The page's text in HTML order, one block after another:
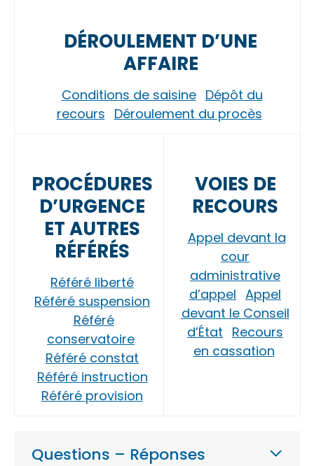
DÉROULEMENT D’UNE
AFFAIRE
Conditions de saisine Dépôt du
recours Déroulement du procès
PROCÉDURES
D’URGENCE
ET AUTRES
RÉFÉRÉS
Référé liberté
Référé suspension
Référé
conservatoire
Référé constat
Référé instruction
Référé provision
VOIES DE
RECOURS
Appel devant la
cour
administrative
d’appel Appel
devant le Conseil
d’État Recours
en cassation
Questions – Réponses